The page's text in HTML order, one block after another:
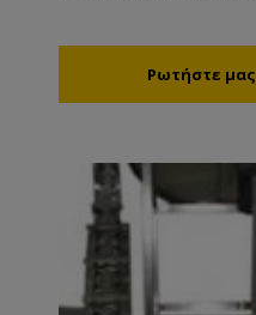
640*320*770χιλ
Ισχύς:370W Ταχύτητα